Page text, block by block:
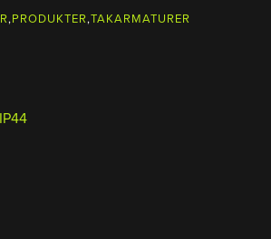
,PRODUKTER,TAKARMATURER
IP44